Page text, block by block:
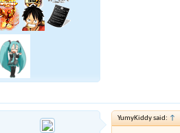
YumyKiddy said: ↑